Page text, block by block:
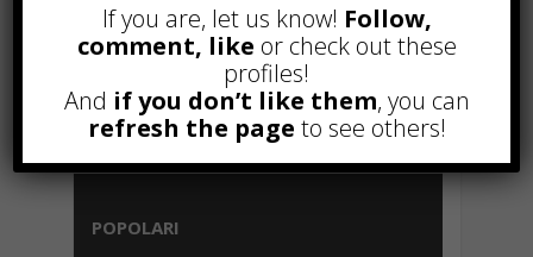
POPOLARI
If you are, let us know! Follow,
comment, like or check out these
profiles!
And if you don’t like them, you can
refresh the page to see others!